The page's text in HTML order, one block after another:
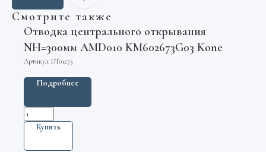
Смотрите также
Отводка центрального открывания
NH=300мм AMD010 KM602673G03 Kone
Артикул: DT01275
Подробнее
Купить